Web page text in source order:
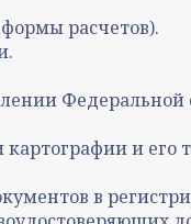
расчетов).
и его
в